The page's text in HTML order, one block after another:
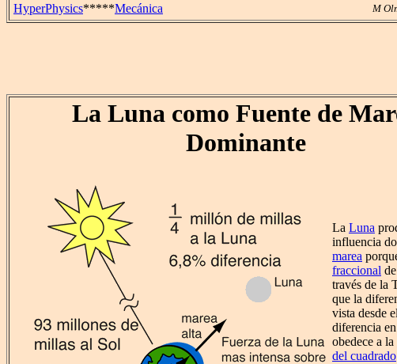
HyperPhysics*****Mecánica M
La Luna como Fuente de
Dominante
La Luna
influencia
marea
fraccional
través de la
que la
vista desde
diferencia
obedece a la
del cuadrado